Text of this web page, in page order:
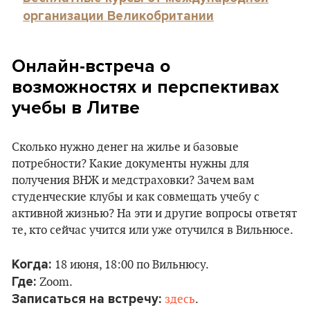
организации Великобритании
Онлайн-встреча о
возможностях и перспективах
учебы в Литве
Сколько нужно денег на жилье и базовые
потребности? Какие документы нужны для
получения ВНЖ и медстраховки? Зачем вам
студенческие клубы и как совмещать учебу с
активной жизнью? На эти и другие вопросы ответят
те, кто сейчас учится или уже отучился в Вильнюсе.
Когда: 18 июня, 18:00 по Вильнюсу.
Где: Zoom.
Записаться на встречу: здесь.